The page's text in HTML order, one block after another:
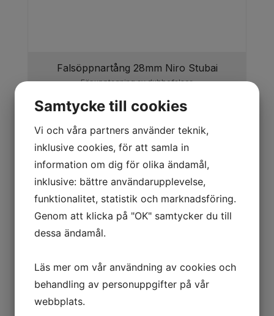
Falsöppnartång 28mm Niro Stubai
För upptagning av dubbefalser.
860,00kr Köp
Samtycke till cookies
Vi och våra partners använder teknik,
inklusive cookies, för att samla in
information om dig för olika ändamål,
inklusive: bättre användarupplevelse,
funktionalitet, statistik och marknadsföring.
Genom att klicka på "OK" samtycker du till
dessa ändamål.
Läs mer om vår användning av cookies och
behandling av personuppgifter på vår
webbplats.